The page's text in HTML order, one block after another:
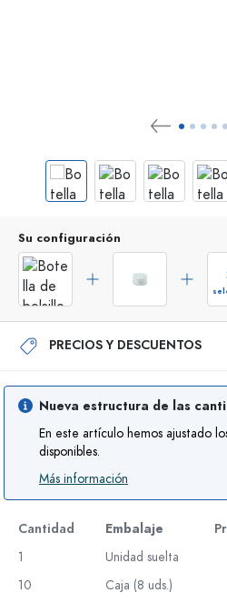
Su configuración
PRECIOS Y DESCUENTOS
Nueva estructura de las
En este artículo hemos ajustado
disponibles.
Más información
Cantidad Embalaje
1
Unidad suelta
10
Caja (8 uds.)